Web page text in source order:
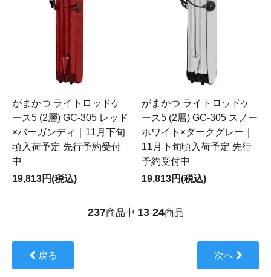
がまかつ ライトロッドケ
ース5 (2層) GC-305 レッド
×バーガンディ｜11月下旬
頃入荷予定 先行予約受付
中
19,813円(税込)
がまかつ ライトロッドケ
ース5 (2層) GC-305 スノー
ホワイト×ダークグレー｜
11月下旬頃入荷予定 先行
予約受付中
19,813円(税込)
237商品中 13-24商品
戻る 次へ